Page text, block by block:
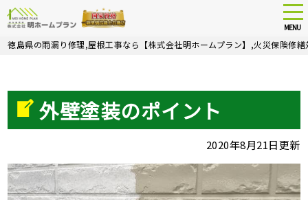
Skip
MENU
徳島県の雨漏り修理,屋根工事なら【株式会社明ホームプラン】,火災保険修繕
外壁塗装のポイント
2020年8月21日更新